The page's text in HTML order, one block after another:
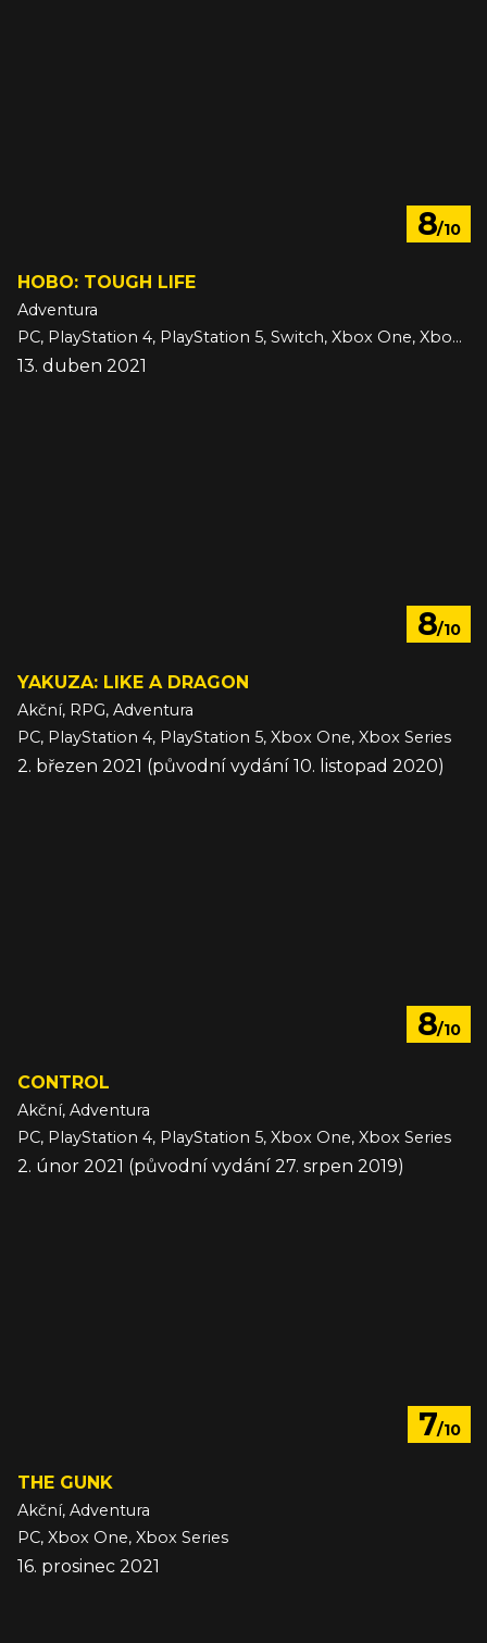
8/10
HOBO: TOUGH LIFE
Adventura
PC, PlayStation 4, PlayStation 5, Switch, Xbox One, Xbox Series
13. duben 2021
8/10
YAKUZA: LIKE A DRAGON
Akční, RPG, Adventura
PC, PlayStation 4, PlayStation 5, Xbox One, Xbox Series
2. březen 2021 (původní vydání 10. listopad 2020)
8/10
CONTROL
Akční, Adventura
PC, PlayStation 4, PlayStation 5, Xbox One, Xbox Series
2. únor 2021 (původní vydání 27. srpen 2019)
7/10
THE GUNK
Akční, Adventura
PC, Xbox One, Xbox Series
16. prosinec 2021